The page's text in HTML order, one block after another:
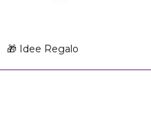
🎁 Idee Regalo